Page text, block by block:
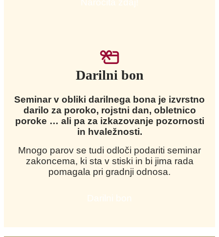
Darilni bon
Seminar v obliki darilnega bona je izvrstno
darilo za poroko, rojstni dan, obletnico
poroke … ali pa za izkazovanje pozornosti
in hvaležnosti.
Mnogo parov se tudi odloči podariti seminar
zakoncema, ki sta v stiski in bi jima rada
pomagala pri gradnji odnosa.